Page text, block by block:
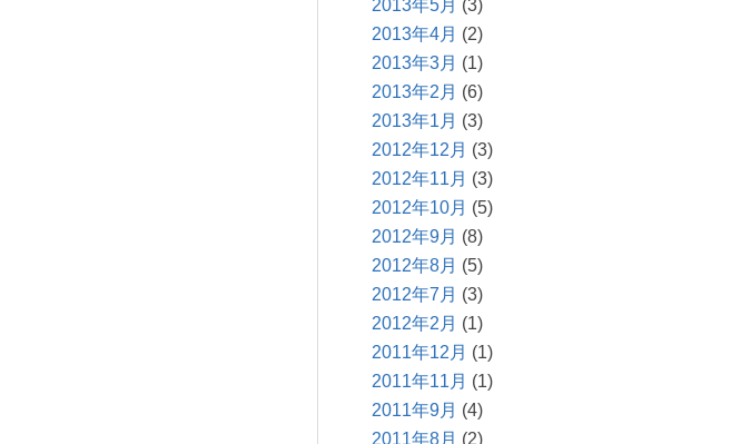
2013年5月 (3)
2013年4月 (2)
2013年3月 (1)
2013年2月 (6)
2013年1月 (3)
2012年12月 (3)
2012年11月 (3)
2012年10月 (5)
2012年9月 (8)
2012年8月 (5)
2012年7月 (3)
2012年2月 (1)
2011年12月 (1)
2011年11月 (1)
2011年9月 (4)
2011年8月 (2)